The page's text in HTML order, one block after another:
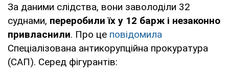
За даними слідства, вони заволоділи 32
суднами, переробили їх у 12 барж і незаконно
привласнили. Про це повідомила
Спеціалізована антикорупційна прокуратура
(САП). Серед фігурантів: